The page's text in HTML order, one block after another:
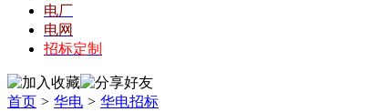
电厂
电网
招标定制
首页 > 华电 > 华电招标